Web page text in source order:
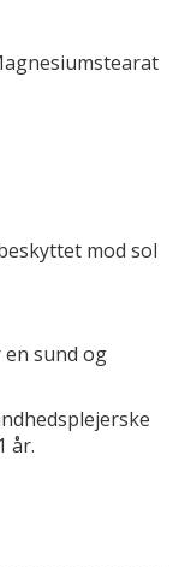
mod sol
sund og
år.